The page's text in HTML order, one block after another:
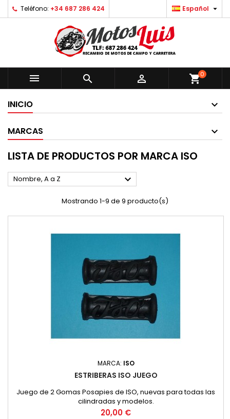
Teléfono: +34 687 286 424 Español 
   shopping_cart0
INICIO
MARCAS
LISTA DE PRODUCTOS POR MARCA ISO
Nombre, A a Z 
Mostrando 1-9 de 9 producto(s)
MARCA: ISO
ESTRIBERAS ISO JUEGO
Juego de 2 Gomas Posapies de ISO, nuevas para todas las
cilindradas y modelos.
Precio
20,00 €